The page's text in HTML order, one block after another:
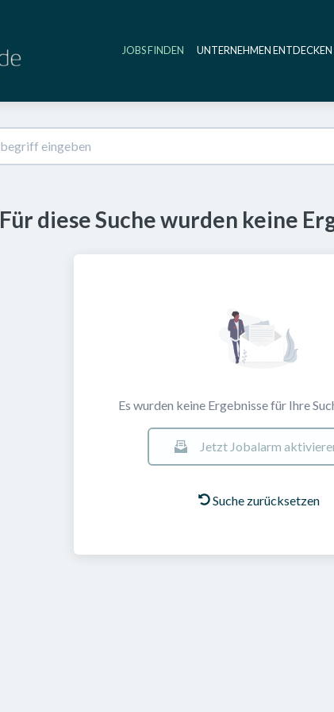
JOBS FINDEN UNTERNEHMEN ENTDECKEN
Für diese Suche wurden keine
Es wurden keine Ergebnisse für Ihre
Jetzt Jobalarm
Suche zurücksetzen